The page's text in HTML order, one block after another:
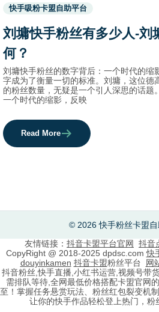
Used
before
category
names.
快手吸粉卡盟自助平台
刘墉快手粉丝有多少人-刘
何？
刘墉快手粉丝的数字背后：一个时代的缩
字成为了衡量一切的标准。刘墉，这位德
的粉丝数量，无疑是一个引人深思的话题
一个时代的缩影，反映
Read More
© 2026 快手粉丝卡盟
友情链接： 抖音卡盟平台官网 抖音
CopyRight @ 2018-2025 dpdsc.com快
douyinkamen 抖音卡盟粉丝平台 网
抖音粉丝,快手直播,小红书运营,视频号带
需排队等待,全网最低价格搭配卡盟官网
至！掌握任务悬赏玩法、粉丝红包裂变机
让你的快手作品轻松登上热门，粉